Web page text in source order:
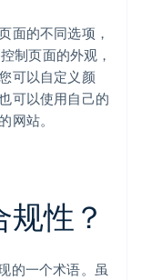
面的不同选项，
制页面的外观，
可以自定义颜
可以使用自己的
网站。
规性？
的一个术语。虽